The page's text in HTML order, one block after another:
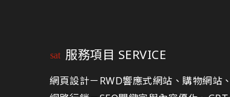
服務項目 SERVICE
網頁設計－RWD響應式網站、購物網站